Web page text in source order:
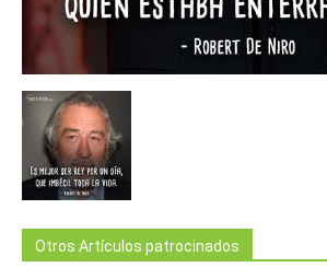
Otros Artículos patrocinados